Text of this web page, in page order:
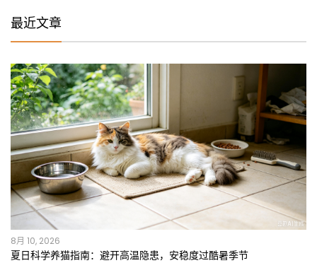
最近文章
8月 10, 2026
夏日科学养猫指南：避开高温隐患，安稳度过酷暑季节